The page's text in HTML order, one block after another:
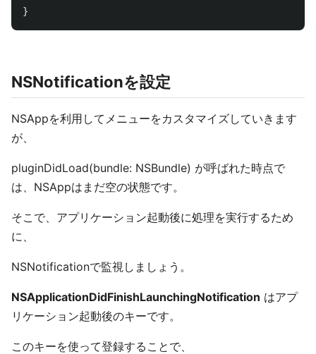
}
NSNotificationを設定
NSAppを利用してメニューをカスタマイズしていきます
が、
pluginDidLoad(bundle: NSBundle) が呼ばれた時点で
は、NSAppはまだ空の状態です。
そこで、アプリケーション起動後に処理を実行するため
に、
NSNotificationで監視しましょう。
NSApplicationDidFinishLaunchingNotification はアプ
リケーション起動後のキーです。
このキーを使って登録することで、